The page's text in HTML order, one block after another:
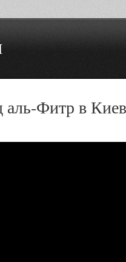
Фитр в